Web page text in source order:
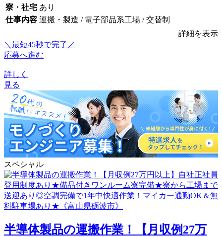
寮・社宅 あり
仕事内容 運搬・製造 / 電子部品系工場 / 交替制
詳細を表示
＼最短45秒で完了／
応募へ進む
詳しく
見る
スペシャル
半導体製品の運搬作業！【月収例27万